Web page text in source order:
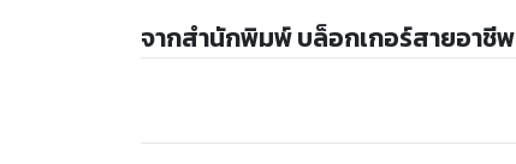
จากสำนักพิมพ์ บล็อกเกอร์สายอาชีพ